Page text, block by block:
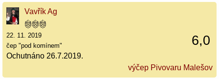
Vavřík Ag
6,0
22. 11. 2019
čep "pod komínem"
Ochutnáno 26.7.2019.
výčep Pivovaru Malešov